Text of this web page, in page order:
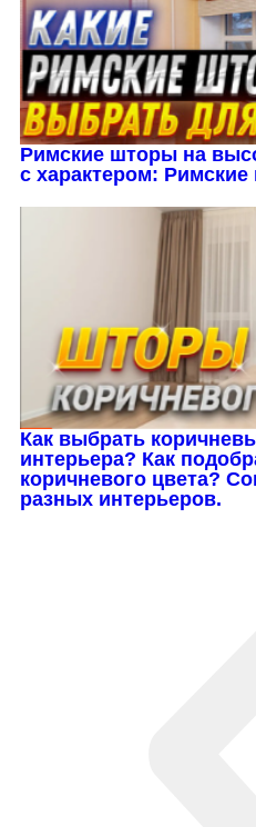
Римские шторы на
с характером:
Как выбрать
интерьера? Как
коричневого цвета?
разных интерьеров.